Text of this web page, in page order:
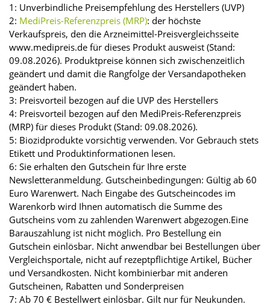
1: Unverbindliche Preisempfehlung des Herstellers (UVP)
2: MediPreis-Referenzpreis (MRP): der höchste
Verkaufspreis, den die Arzneimittel-Preisvergleichsseite
www.medipreis.de für dieses Produkt ausweist (Stand:
09.08.2026). Produktpreise können sich zwischenzeitlich
geändert und damit die Rangfolge der Versandapotheken
geändert haben.
3: Preisvorteil bezogen auf die UVP des Herstellers
4: Preisvorteil bezogen auf den MediPreis-Referenzpreis
(MRP) für dieses Produkt (Stand: 09.08.2026).
5: Biozidprodukte vorsichtig verwenden. Vor Gebrauch stets
Etikett und Produktinformationen lesen.
6: Sie erhalten den Gutschein für Ihre erste
Newsletteranmeldung. Gutscheinbedingungen: Gültig ab 60
Euro Warenwert. Nach Eingabe des Gutscheincodes im
Warenkorb wird Ihnen automatisch die Summe des
Gutscheins vom zu zahlenden Warenwert abgezogen.Eine
Barauszahlung ist nicht möglich. Pro Bestellung ein
Gutschein einlösbar. Nicht anwendbar bei Bestellungen über
Vergleichsportale, nicht auf rezeptpflichtige Artikel, Bücher
und Versandkosten. Nicht kombinierbar mit anderen
Gutscheinen, Rabatten und Sonderpreisen
7: Ab 70 € Bestellwert einlösbar. Gilt nur für Neukunden.